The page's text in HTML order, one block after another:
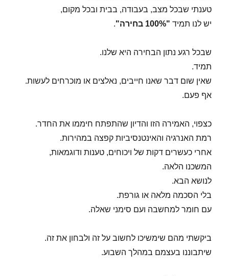
טענתי שבכל מצב, בעבודה, בבית ובכל מקום,
יש לנו תמיד "100% בחירה" .
שבכל רגע נתון הבחירה היא שלנו.
תמיד.
שאין שום דבר שאנו חייבים, נאלצים או מוכרחים לעשות.
אף פעם.
כצפוי, האמירה הזו והדיון שהתפתח חיממו את החדר.
רמת האנרגיה והאינטנסיביות קפצה במהירות.
אחרי כעשרים דקות של ויכוחים, טענות ודוגמאות,
המשכנו הלאה.
לנושא הבא.
בלי הסכמה מלאה או גורפת.
עם חומר למחשבה ועם סימני שאלה.
ביקשתי מהם שימשיכו לחשוב על זה ולבחון את זה.
שיתבוננו בעצמם במהלך השבוע.